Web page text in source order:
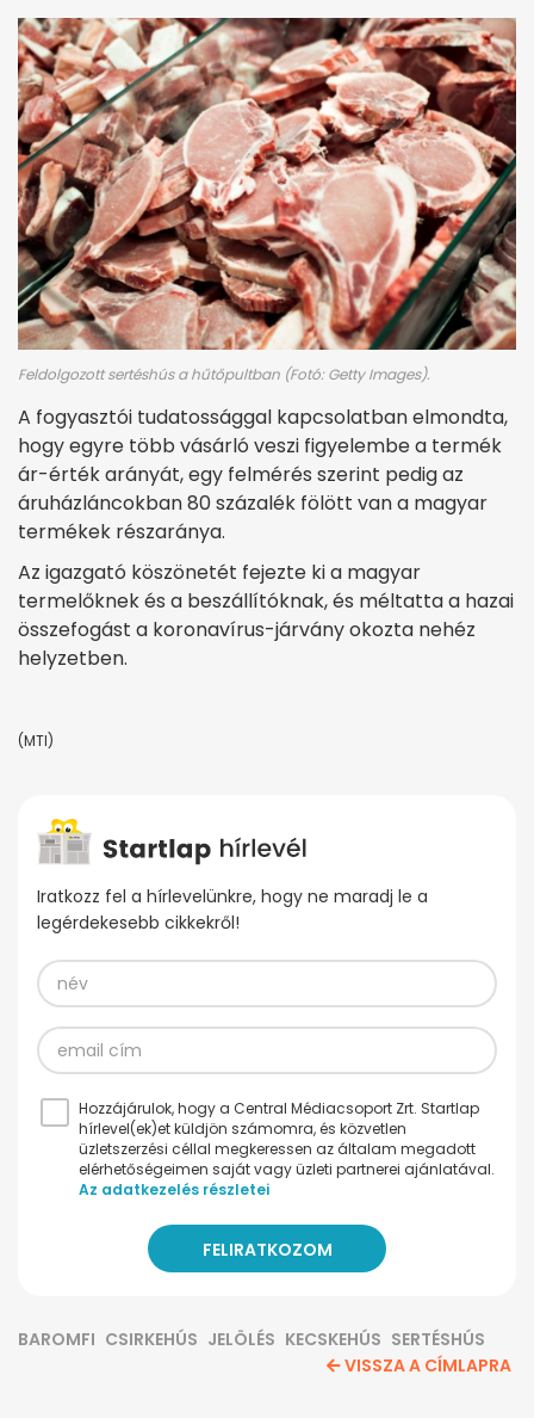
Feldolgozott sertéshús a hűtőpultban (Fotó: Getty Images).
A fogyasztói tudatossággal kapcsolatban elmondta,
hogy egyre több vásárló veszi figyelembe a termék
ár-érték arányát, egy felmérés szerint pedig az
áruházláncokban 80 százalék fölött van a magyar
termékek részaránya.
Az igazgató köszönetét fejezte ki a magyar
termelőknek és a beszállítóknak, és méltatta a hazai
összefogást a koronavírus-járvány okozta nehéz
helyzetben.
(MTI)
Iratkozz fel a hírlevelünkre, hogy ne maradj le a
legérdekesebb cikkekről!
Hozzájárulok, hogy a Central Médiacsoport Zrt. Startlap
hírlevel(ek)et küldjön számomra, és közvetlen
üzletszerzési céllal megkeressen az általam megadott
elérhetőségeimen saját vagy üzleti partnerei ajánlatával.
Az adatkezelés részletei
BAROMFI CSIRKEHÚS JELÖLÉS KECSKEHÚS SERTÉSHÚS
VISSZA A CÍMLAPRA